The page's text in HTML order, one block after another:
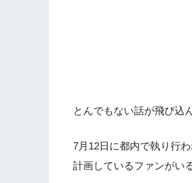
とんでもない話が飛び込
7月12日に都内で執り行
計画しているファンがい